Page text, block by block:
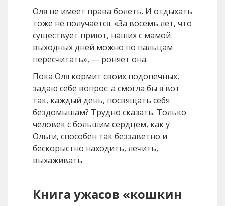
Оля не имеет права болеть. И отдыхать
тоже не получается. «За восемь лет, что
существует приют, наших с мамой
выходных дней можно по пальцам
пересчитать», — роняет она.
Пока Оля кормит своих подопечных,
задаю себе вопрос: а смогла бы я вот
так, каждый день, посвящать себя
бездомышам? Трудно сказать. Только
человек с большим сердцем, как у
Ольги, способен так беззаветно и
бескорыстно находить, лечить,
выхаживать.
Книга ужасов «кошкин